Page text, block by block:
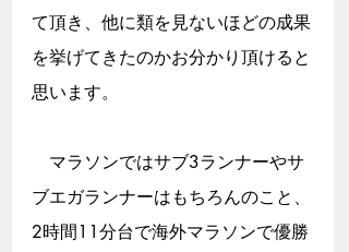
て頂き、他に類を見ないほどの成果
を挙げてきたのかお分かり頂けると
思います。
マラソンではサブ3ランナーやサ
ブエガランナーはもちろんのこと、
2時間11分台で海外マラソンで優勝